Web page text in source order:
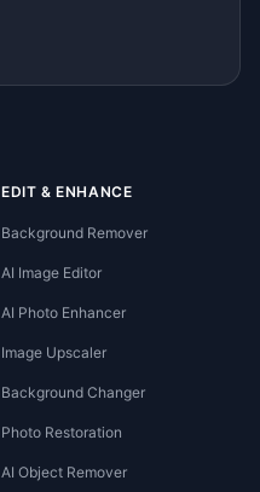
EDIT & ENHANCE
Background Remover
AI Image Editor
AI Photo Enhancer
Image Upscaler
Background Changer
Photo Restoration
AI Object Remover